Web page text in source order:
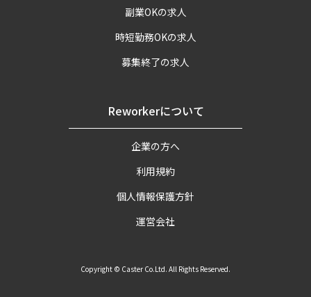
副業OKの求人
時短勤務OKの求人
募集終了の求人
Reworkerについて
企業の方へ
利用規約
個人情報保護方針
運営会社
Copyright © Caster Co.Ltd. All Rights Reserved.